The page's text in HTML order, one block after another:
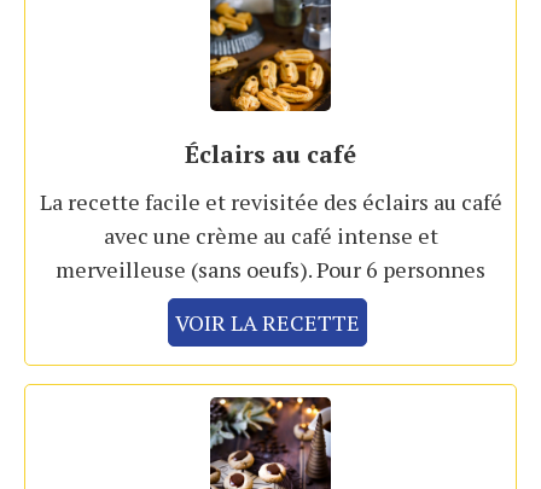
Éclairs au café
La recette facile et revisitée des éclairs au café
avec une crème au café intense et
merveilleuse (sans oeufs). Pour 6 personnes
VOIR LA RECETTE